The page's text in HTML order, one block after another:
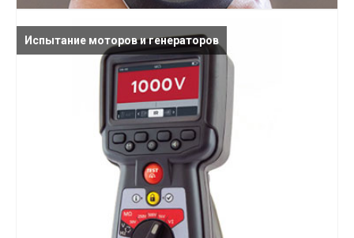
Испытание моторов и генераторов